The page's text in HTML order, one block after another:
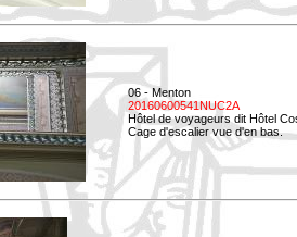
06 - Menton
20160600541NUC2A
Hôtel de voyageurs dit Hôtel
Cage d'escalier vue d'en bas.